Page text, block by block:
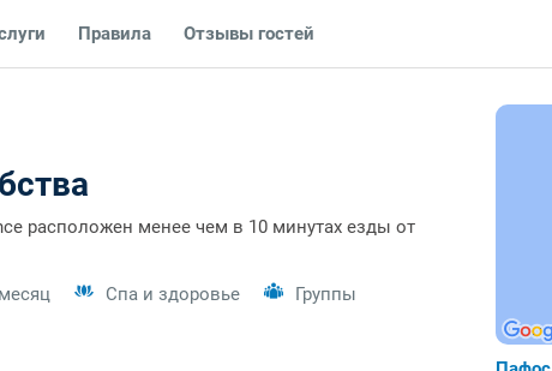
Правила Отзывы гостей
расположен менее чем в 10 минутах езды от
Спа и здоровье
Группы